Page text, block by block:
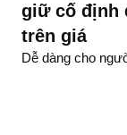
giữ cố định
trên giá
Dễ dàng cho